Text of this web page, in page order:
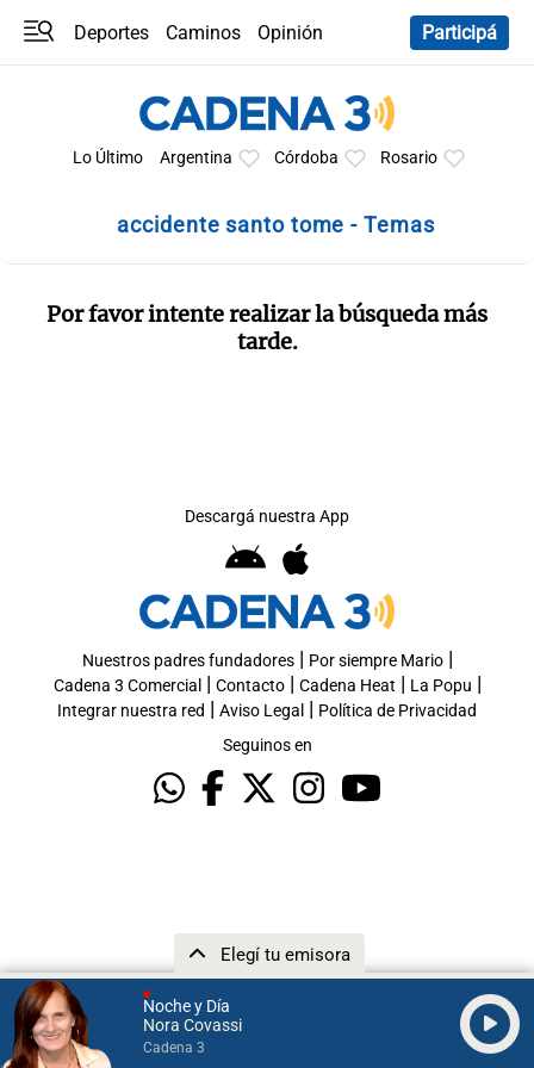
Noche y Día
Nora Covassi
Cadena 3
Elegí tu emisora
Deportes Caminos
Opinión
Participá
Lo Último Argentina Córdoba Rosario
accidente santo tome - Temas
Por favor intente realizar la búsqueda más
tarde.
Descargá nuestra App
Nuestros padres fundadores| Por siempre Mario|
Cadena 3 Comercial | Contacto| Cadena Heat | La Popu |
Integrar nuestra red | Aviso Legal | Política de Privacidad
Seguinos en